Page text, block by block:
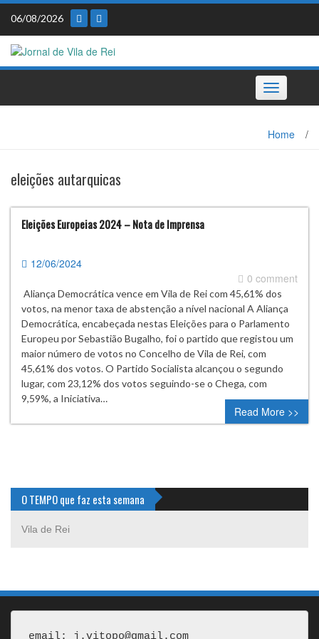
Skip
content
06/08/2026
Toggle
navigation
Home /
eleições autarquicas
Eleições Europeias 2024 – Nota de Imprensa
12/06/2024
0 comment
Aliança Democrática vence em Vila de Rei com 45,61% dos
votos, na menor taxa de abstenção a nível nacional A Aliança
Democrática, encabeçada nestas Eleições para o Parlamento
Europeu por Sebastião Bugalho, foi o partido que registou um
maior número de votos no Concelho de Vila de Rei, com
45,61% dos votos. O Partido Socialista alcançou o segundo
lugar, com 23,12% dos votos seguindo-se o Chega, com
9,59%, a Iniciativa…
Read More >>
O TEMPO que faz esta semana
Vila de Rei